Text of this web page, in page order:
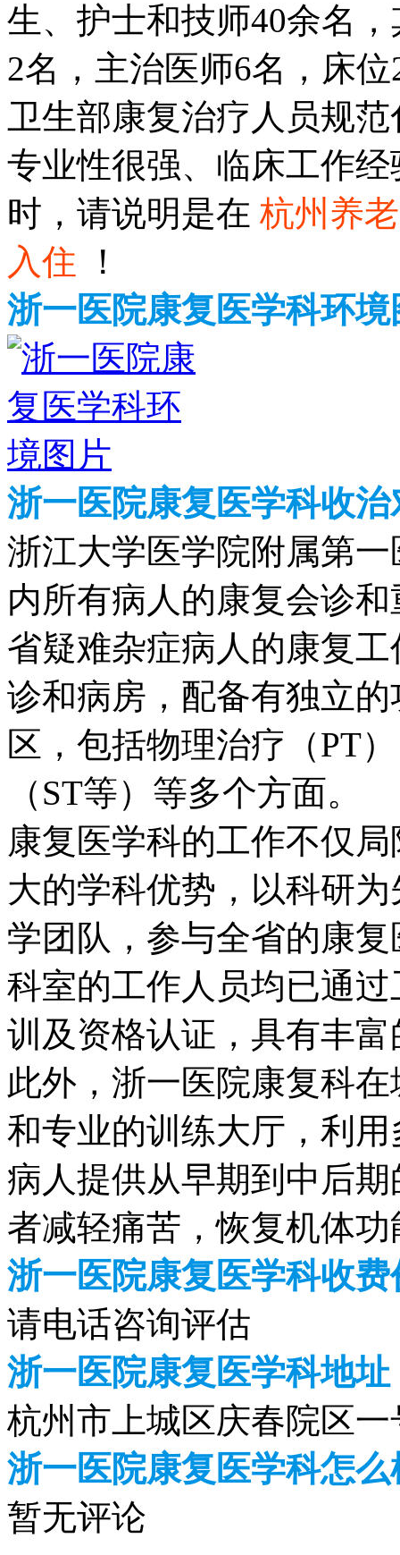
生、护士和技师40余名
2名，主治医师6名，床
卫生部康复治疗人员规
专业性很强、临床工作
时，请说明是在 杭州养
入住 ！
浙一医院康复医学科环境
浙一医院康复医学科收治
浙江大学医学院附属第
内所有病人的康复会诊
省疑难杂症病人的康复
诊和病房，配备有独立
区，包括物理治疗（PT
（ST等）等多个方面。
康复医学科的工作不仅
大的学科优势，以科研
学团队，参与全省的康
科室的工作人员均已通
训及资格认证，具有丰
此外，浙一医院康复科
和专业的训练大厅，利
病人提供从早期到中后
者减轻痛苦，恢复机体
浙一医院康复医学科收
请电话咨询评估
浙一医院康复医学科地址
杭州市上城区庆春院区
浙一医院康复医学科怎么
暂无评论